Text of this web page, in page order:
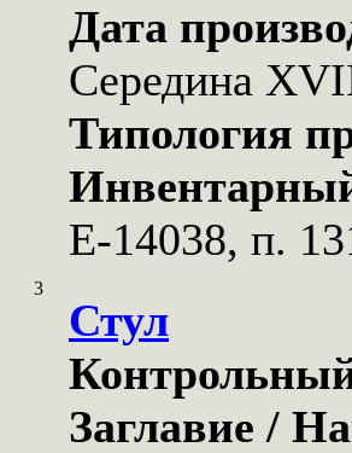
Дата
Середина
Типология
Е-14038, п.
3
Стул
Заглавие /